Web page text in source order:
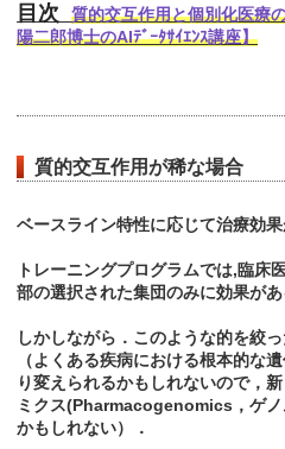
目次
質的交互作用と個別化医療
陽二郎博士のAIﾃﾞｰﾀｻｲｴﾝｽ講座】
質的交互作用が稀な場合
ベースライン特性に応じて治療効
トレーニングプログラムでは,臨床
部の選択された集団のみに効果があ
しかしながら．このような的を絞
（よくある疾病における根本的な
り変えられるかもしれないので，
ミクス(Pharmacogenomics，ゲ
かもしれない）．